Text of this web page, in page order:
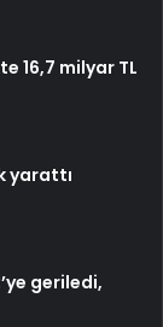
16,7 milyar TL
yarattı
geriledi,